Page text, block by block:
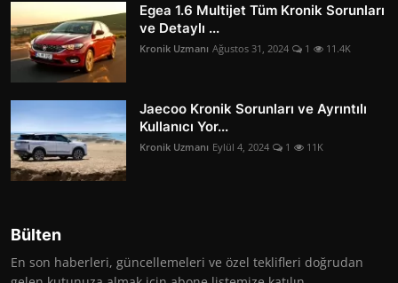
Egea 1.6 Multijet Tüm Kronik Sorunları
ve Detaylı ...
Kronik Uzmanı Ağustos 31, 2024 1 11.4K
Jaecoo Kronik Sorunları ve Ayrıntılı
Kullanıcı Yor...
Kronik Uzmanı Eylül 4, 2024 1 11K
Bülten
En son haberleri, güncellemeleri ve özel teklifleri doğrudan